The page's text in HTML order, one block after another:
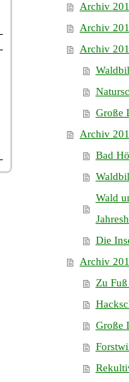
Archiv
Archiv
Archiv
Große
Archiv
Bad
Wald
Die
Archiv
Zu
Große